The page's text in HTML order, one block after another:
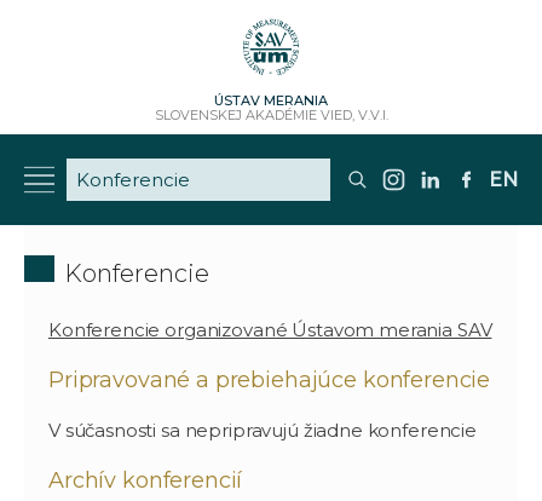
ÚSTAV MERANIA
SLOVENSKEJ AKADÉMIE VIED, V.V.I.
EN
Konferencie
Konferencie organizované Ústavom merania SAV
Pripravované a prebiehajúce konferencie
V súčasnosti sa nepripravujú žiadne konferencie
Archív konferencií